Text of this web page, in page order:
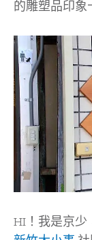
的雕塑品印象
HI！我是京少